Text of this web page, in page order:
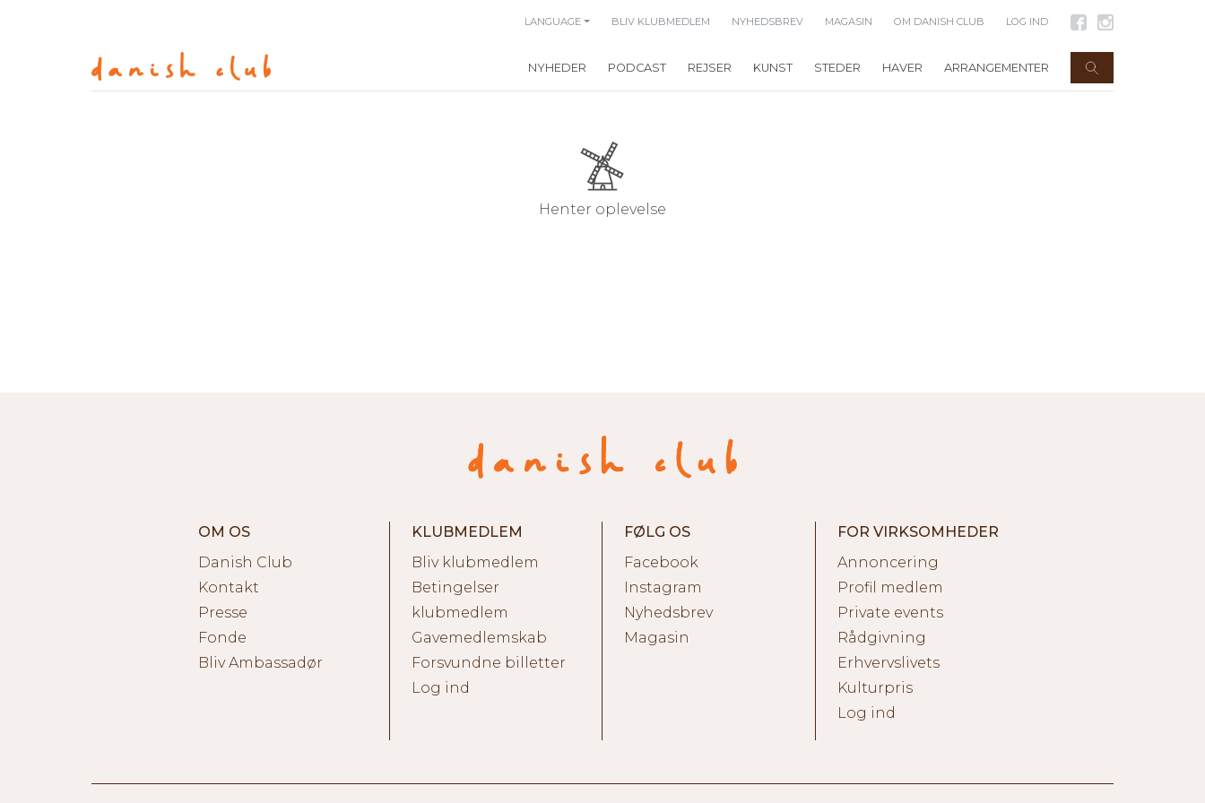
LANGUAGE BLIV KLUBMEDLEM NYHEDSBREV MAGASIN OM DANISH CLUB LOG IND
NYHEDER PODCAST REJSER KUNST STEDER HAVER ARRANGEMENTER
Henter oplevelse
OM OS
Danish Club
Kontakt
Presse
Fonde
Bliv Ambassadør
KLUBMEDLEM
Bliv klubmedlem
Betingelser
klubmedlem
Gavemedlemskab
Forsvundne billetter
Log ind
FØLG OS
Facebook
Instagram
Nyhedsbrev
Magasin
FOR VIRKSOMHEDER
Annoncering
Profil medlem
Private events
Rådgivning
Erhvervslivets
Kulturpris
Log ind